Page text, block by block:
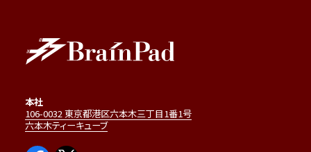
本社
106-0032 東京都港区六本木三丁目1番1号
六本木ティーキューブ